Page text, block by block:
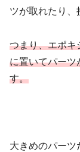
ツが取れたり、
つまり、エポキ
に置いてパーツ
す。
大きめのパーツ